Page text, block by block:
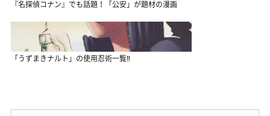
『名探偵コナン』でも話題！「公安」が題材の漫画
「うずまきナルト」の使用忍術一覧‼